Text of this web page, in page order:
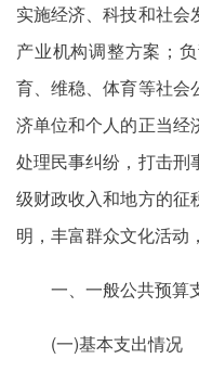
实施经济、科技和社会
产业机构调整方案；
育、维稳、体育等社会
济单位和个人的正当经
处理民事纠纷，打击刑
级财政收入和地方的征
明，丰富群众文化活动
一、一般公共预算
(一)基本支出情况